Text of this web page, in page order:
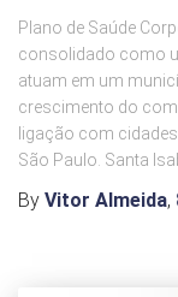
Plano de Saúde
consolidado como
atuam em um
crescimento do
ligação com
São Paulo. Santa
By Vitor Almeida,